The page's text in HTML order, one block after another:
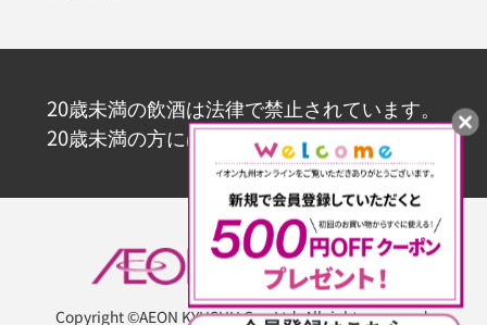
20歳未満の飲酒は法律で禁止されています。
20歳未満の方にはお酒を販売いたしません。
Copyright ©AEON KYUSHU Co., Ltd. All rights reserved.